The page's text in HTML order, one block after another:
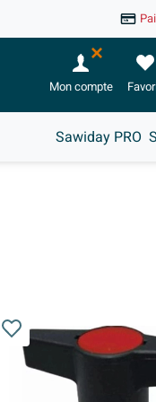
Mon compte
Sawiday PRO